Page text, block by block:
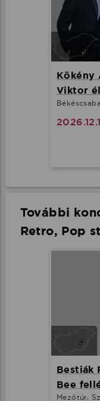
Kökény
Viktor
További
Retro, Pop
Bestiák
Bee
Mezőtúr,